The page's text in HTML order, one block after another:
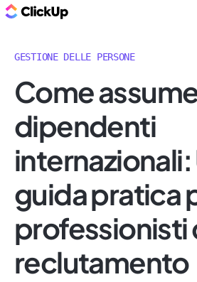
GESTIONE DELLE PERSONE
Come
dipendenti
internazionali:
guida pratica
professionisti
reclutamento